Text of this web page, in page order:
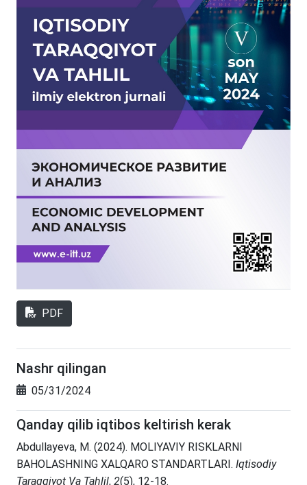
PDF
Nashr qilingan
05/31/2024
Qanday qilib iqtibos keltirish kerak
Abdullayeva, M. (2024). MOLIYAVIY RISKLARNI
BAHOLASHNING XALQARO STANDARTLARI. Iqtisodiy
Taraqqiyot Va Tahlil, 2(5), 12-18.